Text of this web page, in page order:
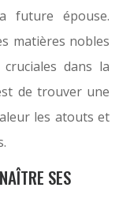
future épouse.
matières nobles
dans la
de trouver une
les atouts et
SES